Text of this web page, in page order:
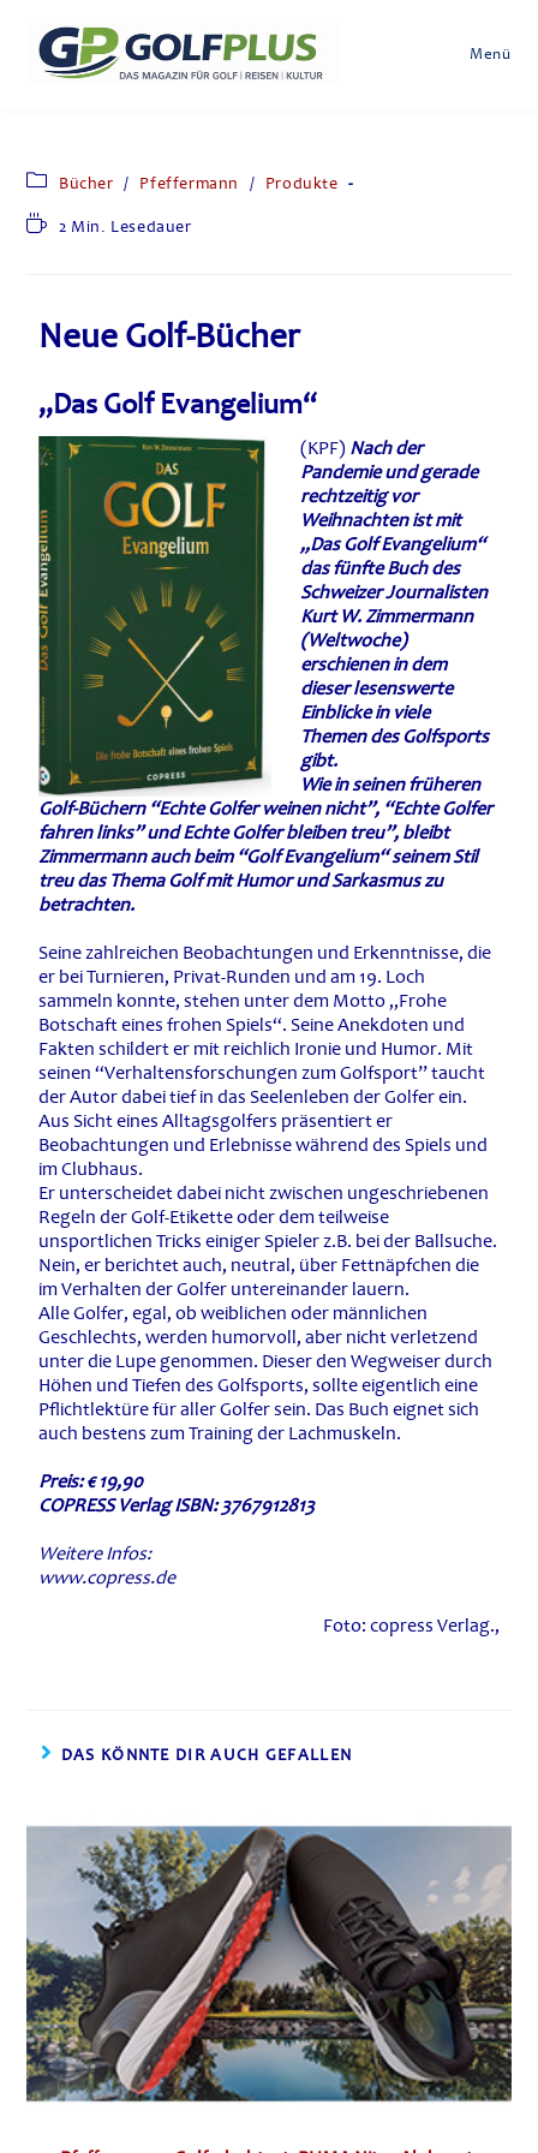
Menü
Bücher / Pfeffermann / Produkte
2 Min. Lesedauer
Neue Golf-Bücher
„Das Golf Evangelium“
(KPF) Nach der
Pandemie und gerade
rechtzeitig vor
Weihnachten ist mit
„Das Golf Evangelium“
das fünfte Buch des
Schweizer Journalisten
Kurt W. Zimmermann
(Weltwoche)
erschienen in dem
dieser lesenswerte
Einblicke in viele
Themen des Golfsports
gibt.
Wie in seinen früheren
Golf-Büchern “Echte Golfer weinen nicht”, “Echte Golfer
fahren links” und Echte Golfer bleiben treu”, bleibt
Zimmermann auch beim “Golf Evangelium“ seinem Stil
treu das Thema Golf mit Humor und Sarkasmus zu
betrachten.
Seine zahlreichen Beobachtungen und Erkenntnisse, die
er bei Turnieren, Privat-Runden und am 19. Loch
sammeln konnte, stehen unter dem Motto „Frohe
Botschaft eines frohen Spiels“. Seine Anekdoten und
Fakten schildert er mit reichlich Ironie und Humor. Mit
seinen “Verhaltensforschungen zum Golfsport” taucht
der Autor dabei tief in das Seelenleben der Golfer ein.
Aus Sicht eines Alltagsgolfers präsentiert er
Beobachtungen und Erlebnisse während des Spiels und
im Clubhaus.
Er unterscheidet dabei nicht zwischen ungeschriebenen
Regeln der Golf-Etikette oder dem teilweise
unsportlichen Tricks einiger Spieler z.B. bei der Ballsuche.
Nein, er berichtet auch, neutral, über Fettnäpfchen die
im Verhalten der Golfer untereinander lauern.
Alle Golfer, egal, ob weiblichen oder männlichen
Geschlechts, werden humorvoll, aber nicht verletzend
unter die Lupe genommen. Dieser den Wegweiser durch
Höhen und Tiefen des Golfsports, sollte eigentlich eine
Pflichtlektüre für aller Golfer sein. Das Buch eignet sich
auch bestens zum Training der Lachmuskeln.
Preis: € 19,90
COPRESS Verlag ISBN: 3767912813
Weitere Infos:
www.copress.de
Foto: copress Verlag.,
DAS KÖNNTE DIR AUCH GEFALLEN